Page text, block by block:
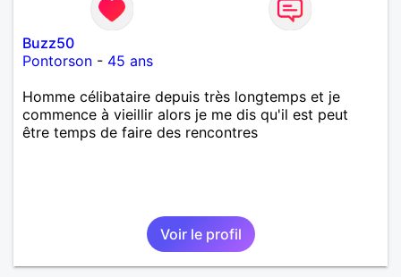
Buzz50
Pontorson - 45 ans
Homme célibataire depuis très longtemps et je
commence à vieillir alors je me dis qu'il est peut
être temps de faire des rencontres
Voir le profil